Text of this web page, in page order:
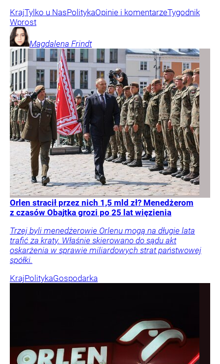
KrajTylko u NasPolitykaOpinie i komentarzeTygodnik
Wprost
Magdalena Frindt
Orlen stracił przez nich 1,5 mld zł? Menedżerom
z czasów Obajtka grozi po 25 lat więzienia
Trzej byli menedżerowie Orlenu mogą na długie lata
trafić za kraty. Właśnie skierowano do sądu akt
oskarżenia w sprawie miliardowych strat państwowej
spółki.
KrajPolitykaGospodarka